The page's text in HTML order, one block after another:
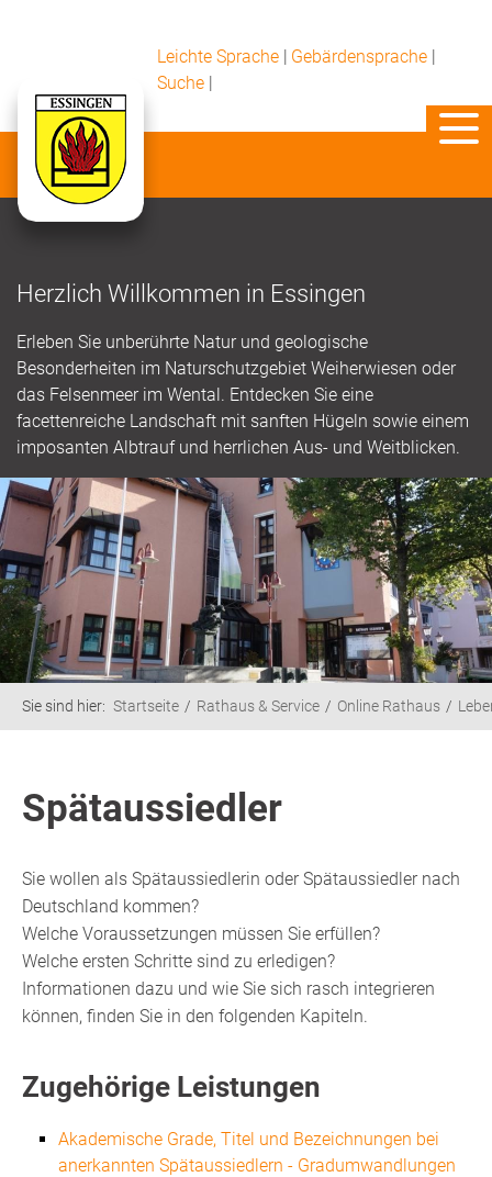
Leichte Sprache | Gebärdensprache |
Suche |
Herzlich Willkommen in Essingen
Erleben Sie unberührte Natur und geologische
Besonderheiten im Naturschutzgebiet Weiherwiesen oder
das Felsenmeer im Wental. Entdecken Sie eine
facettenreiche Landschaft mit sanften Hügeln sowie einem
imposanten Albtrauf und herrlichen Aus- und Weitblicken.
Sie sind hier: Startseite Rathaus & Service Online Rathaus
Spätaussiedler
Sie wollen als Spätaussiedlerin oder Spätaussiedler nach
Deutschland kommen?
Welche Voraussetzungen müssen Sie erfüllen?
Welche ersten Schritte sind zu erledigen?
Informationen dazu und wie Sie sich rasch integrieren
können, finden Sie in den folgenden Kapiteln.
Zugehörige Leistungen
Akademische Grade, Titel und Bezeichnungen bei
anerkannten Spätaussiedlern - Gradumwandlungen